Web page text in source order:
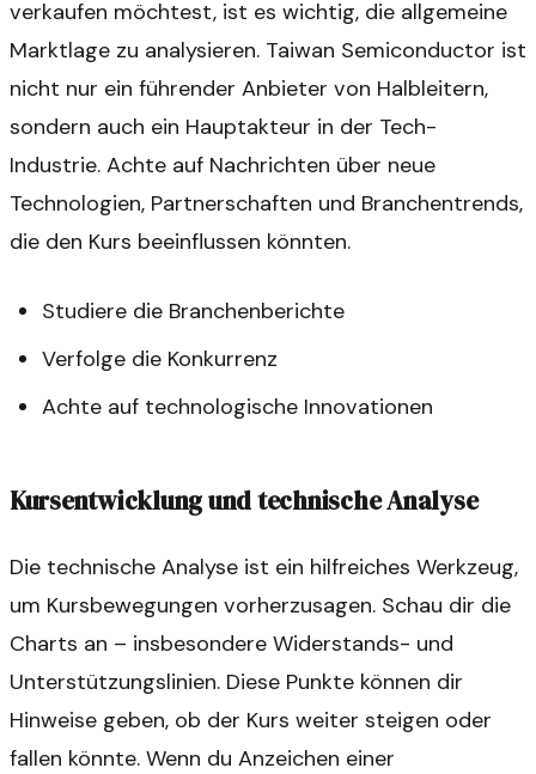
verkaufen möchtest, ist es wichtig, die allgemeine
Marktlage zu analysieren. Taiwan Semiconductor ist
nicht nur ein führender Anbieter von Halbleitern,
sondern auch ein Hauptakteur in der Tech-
Industrie. Achte auf Nachrichten über neue
Technologien, Partnerschaften und Branchentrends,
die den Kurs beeinflussen könnten.
Studiere die Branchenberichte
Verfolge die Konkurrenz
Achte auf technologische Innovationen
Kursentwicklung und technische Analyse
Die technische Analyse ist ein hilfreiches Werkzeug,
um Kursbewegungen vorherzusagen. Schau dir die
Charts an – insbesondere Widerstands- und
Unterstützungslinien. Diese Punkte können dir
Hinweise geben, ob der Kurs weiter steigen oder
fallen könnte. Wenn du Anzeichen einer